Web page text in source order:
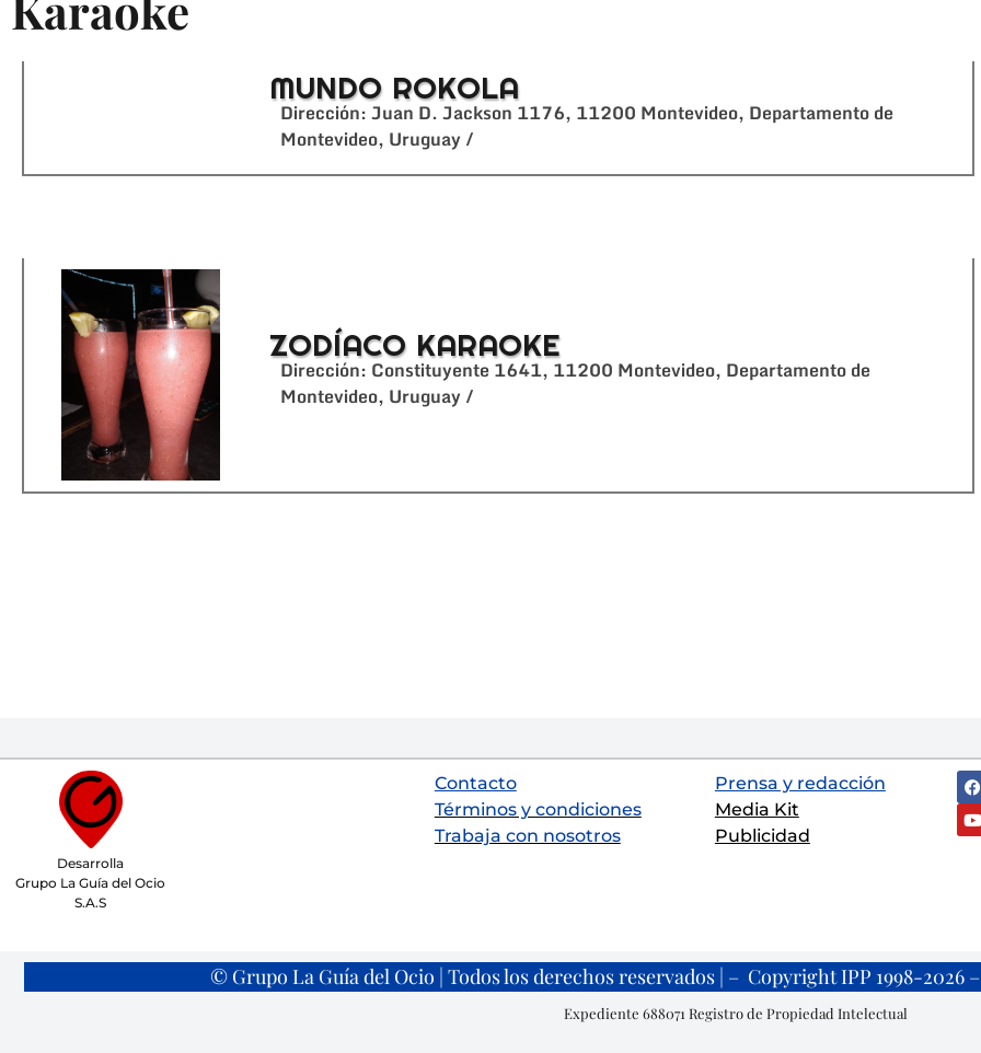
MUNDO ROKOLA
Dirección: Juan D. Jackson 1176, 11200 Montevideo, Departamento de
Montevideo, Uruguay /
ZODÍACO KARAOKE
Dirección: Constituyente 1641, 11200 Montevideo, Departamento de
Montevideo, Uruguay /
Desarrolla
Grupo La Guía del Ocio
S.A.S
Contacto
Términos y condiciones
Trabaja con nosotros
Prensa y redacción
Media Kit
Publicidad
© Grupo La Guía del Ocio | Todos los derechos reservados | – Copyright IPP 1998-2026
Expediente 688071 Registro de Propiedad Intelectual